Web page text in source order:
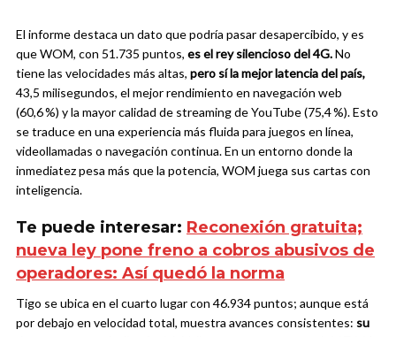
El informe destaca un dato que podría pasar desapercibido, y es
que WOM, con 51.735 puntos, es el rey silencioso del 4G.No
tiene las velocidades más altas, pero sí la mejor latencia del país,
43,5 milisegundos, el mejor rendimiento en navegación web
(60,6 %) y la mayor calidad de streaming de YouTube (75,4 %). Esto
se traduce en una experiencia más fluida para juegos en línea,
videollamadas o navegación continua. En un entorno donde la
inmediatez pesa más que la potencia, WOM juega sus cartas con
inteligencia.
Te puede interesar: Reconexión gratuita;
nueva ley pone freno a cobros abusivos de
operadores: Así quedó la norma
Tigo se ubica en el cuarto lugar con 46.934 puntos; aunque está
por debajo en velocidad total, muestra avances consistentes: su